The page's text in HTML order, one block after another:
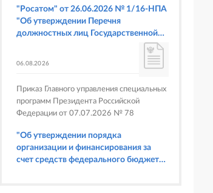
"Росатом" от 26.06.2026 № 1/16-НПА
"Об утверждении Перечня
должностных лиц Государственной
корпорации по атомной энергии
предусмотренных статьями 6.3, 8.1,
9.4, 9.5 и 9.5.1, частью 3 статьи 9.16,
статьей 14.44, частью 1 статьи 19.4,
статьей 19.4.1, частями 6 и 15 статьи
19.5, статьями 19.6 и 19.7, частью 1
статьи 19.26, статьей 19.33, частями 1,
2, 2.1, 6 и 6.1 статьи 20.4 Кодекса
06.08.2026
Приказ Главного управления специальных
программ Президента Российской
Федерации от 07.07.2026 № 78
"Об утверждении порядка
организации и финансирования за
счет средств федерального бюджета